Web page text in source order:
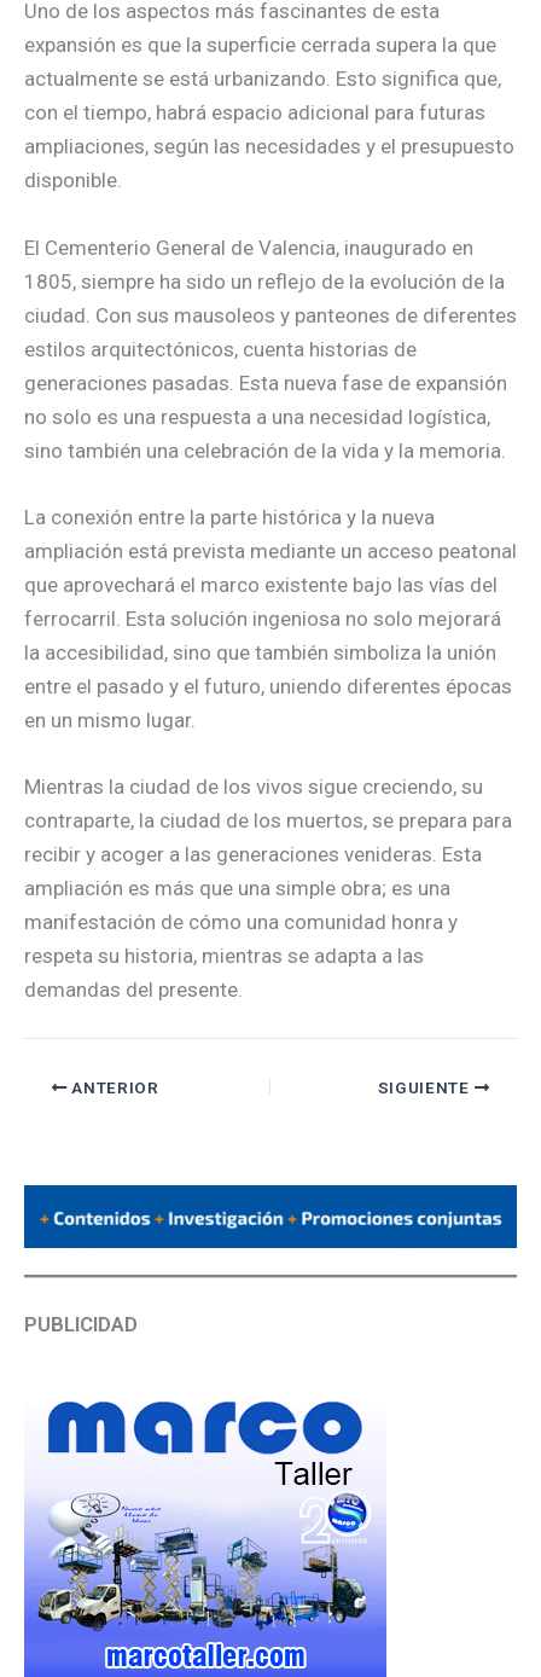
Uno de los aspectos más fascinantes de esta
expansión es que la superficie cerrada supera la que
actualmente se está urbanizando. Esto significa que,
con el tiempo, habrá espacio adicional para futuras
ampliaciones, según las necesidades y el presupuesto
disponible.
El Cementerio General de Valencia, inaugurado en
1805, siempre ha sido un reflejo de la evolución de la
ciudad. Con sus mausoleos y panteones de diferentes
estilos arquitectónicos, cuenta historias de
generaciones pasadas. Esta nueva fase de expansión
no solo es una respuesta a una necesidad logística,
sino también una celebración de la vida y la memoria.
La conexión entre la parte histórica y la nueva
ampliación está prevista mediante un acceso peatonal
que aprovechará el marco existente bajo las vías del
ferrocarril. Esta solución ingeniosa no solo mejorará
la accesibilidad, sino que también simboliza la unión
entre el pasado y el futuro, uniendo diferentes épocas
en un mismo lugar.
Mientras la ciudad de los vivos sigue creciendo, su
contraparte, la ciudad de los muertos, se prepara para
recibir y acoger a las generaciones venideras. Esta
ampliación es más que una simple obra; es una
manifestación de cómo una comunidad honra y
respeta su historia, mientras se adapta a las
demandas del presente.
ANTERIOR SIGUIENTE
PUBLICIDAD